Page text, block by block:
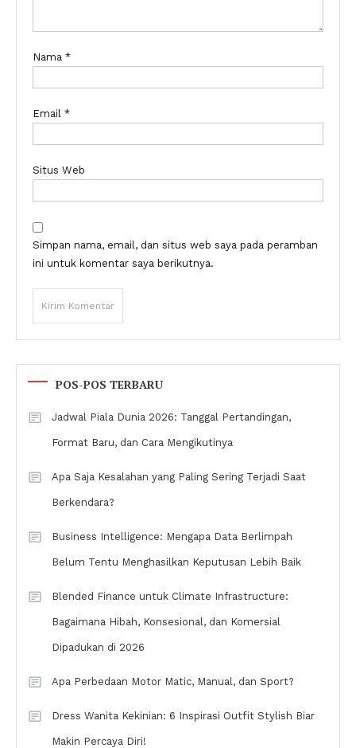
Nama *
Email *
Situs Web
Simpan nama, email, dan situs web saya pada peramban
ini untuk komentar saya berikutnya.
POS-POS TERBARU
Jadwal Piala Dunia 2026: Tanggal Pertandingan,
Format Baru, dan Cara Mengikutinya
Apa Saja Kesalahan yang Paling Sering Terjadi Saat
Berkendara?
Business Intelligence: Mengapa Data Berlimpah
Belum Tentu Menghasilkan Keputusan Lebih Baik
Blended Finance untuk Climate Infrastructure:
Bagaimana Hibah, Konsesional, dan Komersial
Dipadukan di 2026
Apa Perbedaan Motor Matic, Manual, dan Sport?
Dress Wanita Kekinian: 6 Inspirasi Outfit Stylish Biar
Makin Percaya Diri!